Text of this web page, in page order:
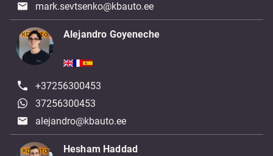
mark.sevtsenko@kbauto.ee
Alejandro Goyeneche
+37256300453
37256300453
alejandro@kbauto.ee
Hesham Haddad